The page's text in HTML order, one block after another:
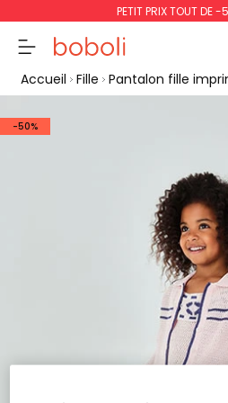
PETIT PRIX TOUT DE
Accueil Fille Pantalon fille
-50%